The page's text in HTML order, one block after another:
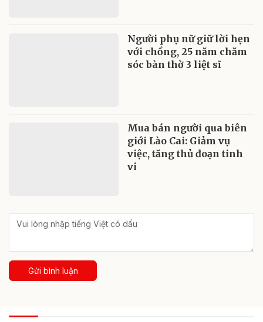
Người phụ nữ giữ lời hẹn
với chồng, 25 năm chăm
sóc bàn thờ 3 liệt sĩ
Mua bán người qua biên
giới Lào Cai: Giảm vụ
việc, tăng thủ đoạn tinh
vi
Gửi bình luận